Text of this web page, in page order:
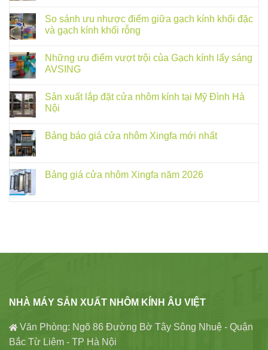
So sánh ưu nhược điểm giữa gạch kính khối đặc
và gạch kính khối rỗng
Những ưu điểm vượt trội của Gạch kính lấy sáng
AVSING
Sản xuất lắp đặt cửa nhôm kính tại Mỹ Đình Hà
Nội
Bảng báo giá cửa nhôm Xingfa mới nhất
Bảng giá cửa nhôm Xingfa năm 2026
NHÀ MÁY SẢN XUẤT NHÔM KÍNH ÂU VIỆT
Văn Phòng: Ngõ 86 Đường Bờ Tây Sông Nhuệ - Quận
Bắc Từ Liêm - TP Hà Nội